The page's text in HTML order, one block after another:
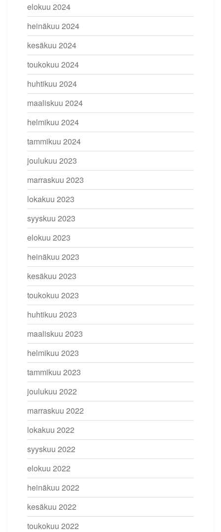
elokuu 2024
heinäkuu 2024
kesäkuu 2024
toukokuu 2024
huhtikuu 2024
maaliskuu 2024
helmikuu 2024
tammikuu 2024
joulukuu 2023
marraskuu 2023
lokakuu 2023
syyskuu 2023
elokuu 2023
heinäkuu 2023
kesäkuu 2023
toukokuu 2023
huhtikuu 2023
maaliskuu 2023
helmikuu 2023
tammikuu 2023
joulukuu 2022
marraskuu 2022
lokakuu 2022
syyskuu 2022
elokuu 2022
heinäkuu 2022
kesäkuu 2022
toukokuu 2022